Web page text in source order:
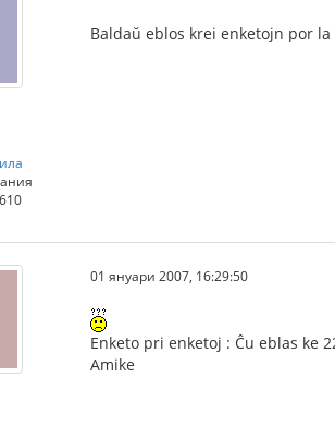
Baldaŭ eblos krei enketojn por
01 януари 2007, 16:29:50
Enketo pri enketoj : Ĉu eblas ke
Amike